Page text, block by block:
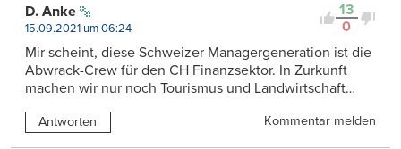
13
0
D. Anke
15.09.2021 um 06:24
Mir scheint, diese Schweizer Managergeneration ist die
Abwrack-Crew für den CH Finanzsektor. In Zurkunft
machen wir nur noch Tourismus und Landwirtschaft…
Antworten Kommentar melden